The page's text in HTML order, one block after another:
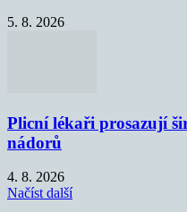
5. 8. 2026
Plicní lékaři prosazují
nádorů
4. 8. 2026
Načíst další